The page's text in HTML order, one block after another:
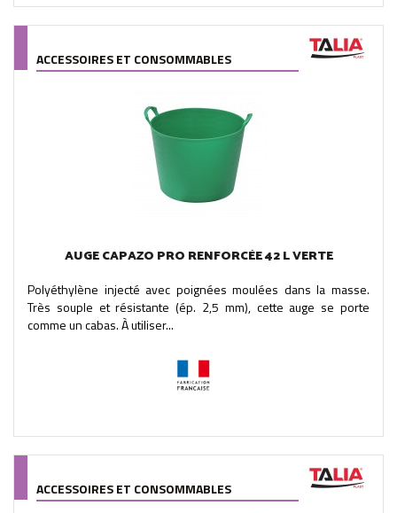
ACCESSOIRES ET CONSOMMABLES
AUGE CAPAZO PRO RENFORCÉE 42 L VERTE
Polyéthylène injecté avec poignées moulées dans la masse.
Très souple et résistante (ép. 2,5 mm), cette auge se porte
comme un cabas. À utiliser...
ACCESSOIRES ET CONSOMMABLES